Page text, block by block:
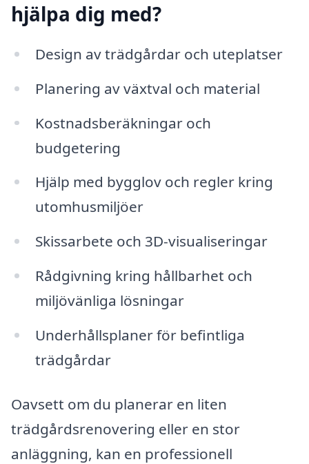
hjälpa dig med?
Design av trädgårdar och uteplatser
Planering av växtval och material
Kostnadsberäkningar och
budgetering
Hjälp med bygglov och regler kring
utomhusmiljöer
Skissarbete och 3D-visualiseringar
Rådgivning kring hållbarhet och
miljövänliga lösningar
Underhållsplaner för befintliga
trädgårdar
Oavsett om du planerar en liten
trädgårdsrenovering eller en stor
anläggning, kan en professionell